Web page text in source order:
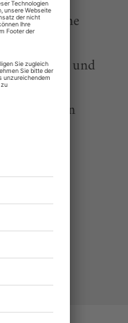
online
heute-App und
Endgeräten
Abos